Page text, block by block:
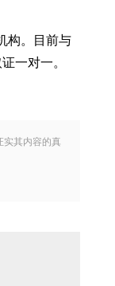
构。目前与
一对一。
实其内容的真